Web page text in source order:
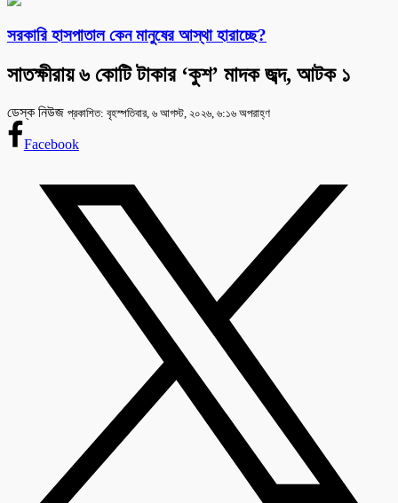
সরকারি হাসপাতাল কেন মানুষের আস্থা হারাচ্ছে?
সাতক্ষীরায় ৬ কোটি টাকার ‘কুশ’ মাদক জব্দ, আটক ১
ডেস্ক নিউজ প্রকাশিত: বৃহস্পতিবার, ৬ আগস্ট, ২০২৬, ৬:১৬ অপরাহ্ণ
Facebook